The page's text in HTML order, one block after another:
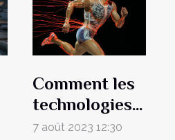
Comment les
technologies
modernes
7 août 2023 12:30